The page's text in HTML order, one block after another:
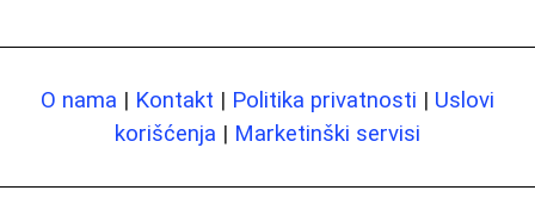
O nama | Kontakt | Politika privatnosti | Uslovi
korišćenja | Marketinški servisi